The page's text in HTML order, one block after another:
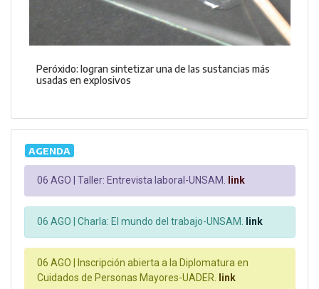
Peróxido: logran sintetizar una de las sustancias más
usadas en explosivos
AGENDA
06 AGO | Taller: Entrevista laboral-UNSAM. link
06 AGO | Charla: El mundo del trabajo-UNSAM. link
06 AGO |
Inscripción abierta a la Diplomatura en
Cuidados de Personas Mayores-UADER. link